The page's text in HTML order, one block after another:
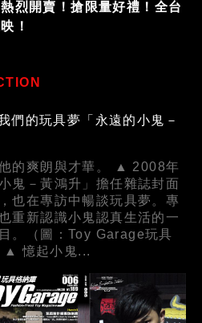
烈開賣！搶限量好禮！全台
！
們的玩具夢「永遠的小鬼－
的爽朗與才華。 ▲ 2008年
鬼－黃鴻升」擔任雜誌封面
也在專訪中暢談玩具夢。專
重新認識小鬼認真生活的一
。（圖：Toy Garage玩具
▲ 憶起小鬼...